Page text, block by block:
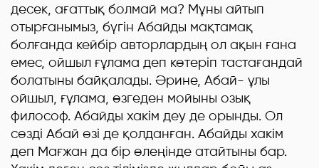
десек, ағаттық болмай ма? Мұны айтып
отырғанымыз, бүгін Абайды мақтамақ
болғанда кейбір авторлардың ол ақын ғана
емес, ойшыл ғұлама деп көтеріп тастағандай
болатыны байқалады. Әрине, Абай- ұлы
ойшыл, ғұлама, өзгеден мойыны озық
философ. Абайды хакім деу де орынды. Ол
сөзді Абай өзі де қолданған. Абайды хакім
деп Мағжан да бір өлеңінде атайтыны бар.